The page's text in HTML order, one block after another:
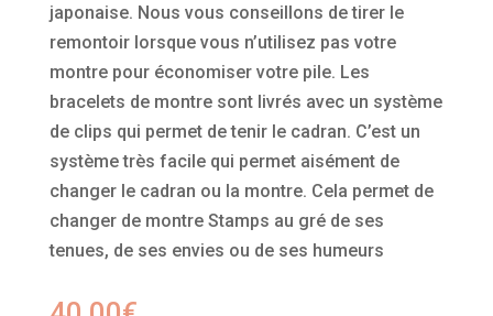
japonaise. Nous vous conseillons de tirer le
remontoir lorsque vous n’utilisez pas votre
montre pour économiser votre pile. Les
bracelets de montre sont livrés avec un système
de clips qui permet de tenir le cadran. C’est un
système très facile qui permet aisément de
changer le cadran ou la montre. Cela permet de
changer de montre Stamps au gré de ses
tenues, de ses envies ou de ses humeurs